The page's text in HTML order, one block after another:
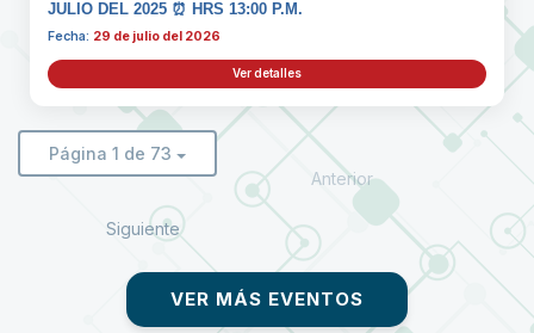
JULIO DEL 2025 ⏰ HRS 13:00 P.M.
Fecha: 29 de julio del 2026
Ver detalles
Página 1 de 73
Anterior
Siguiente
VER MÁS EVENTOS